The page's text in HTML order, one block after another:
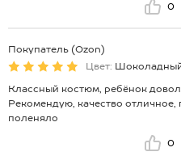
0
Покупатель (Ozon)
Цвет:
Классный костюм, ребёнок
Рекомендую, качество отличное,
поленяло
0